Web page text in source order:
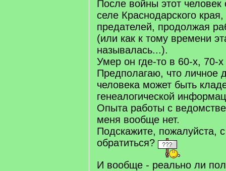
После войны этот человек
селе Краснодарского
предателей, продолжая
(или как к тому времени
называлась...).
Умер он где-то в 60-х, 70-х
Предполагаю, что личное
человека может быть
генеалогической
Опыта работы с
меня вообще нет.
Подскажите, пожалуйста, с
обратиться?
И вообще - реально ли